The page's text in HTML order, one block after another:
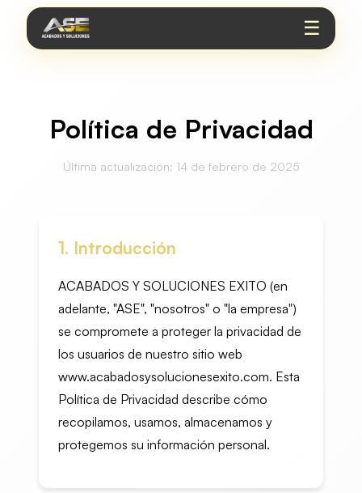
☰
Política de Privacidad
Última actualización: 14 de febrero de 2025
1. Introducción
ACABADOS Y SOLUCIONES EXITO (en
adelante, "ASE", "nosotros" o "la empresa")
se compromete a proteger la privacidad de
los usuarios de nuestro sitio web
www.acabadosysolucionesexito.com. Esta
Política de Privacidad describe cómo
recopilamos, usamos, almacenamos y
protegemos su información personal.